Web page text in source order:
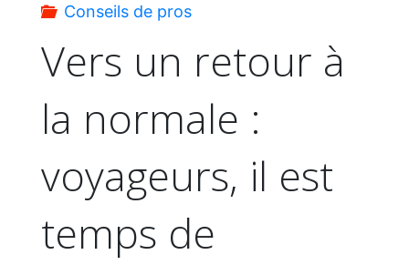
Conseils de pros
Vers un retour à
la normale :
voyageurs, il est
temps de